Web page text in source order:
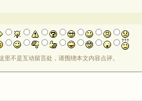
里不是互动留言处，请围绕本文内容点评。